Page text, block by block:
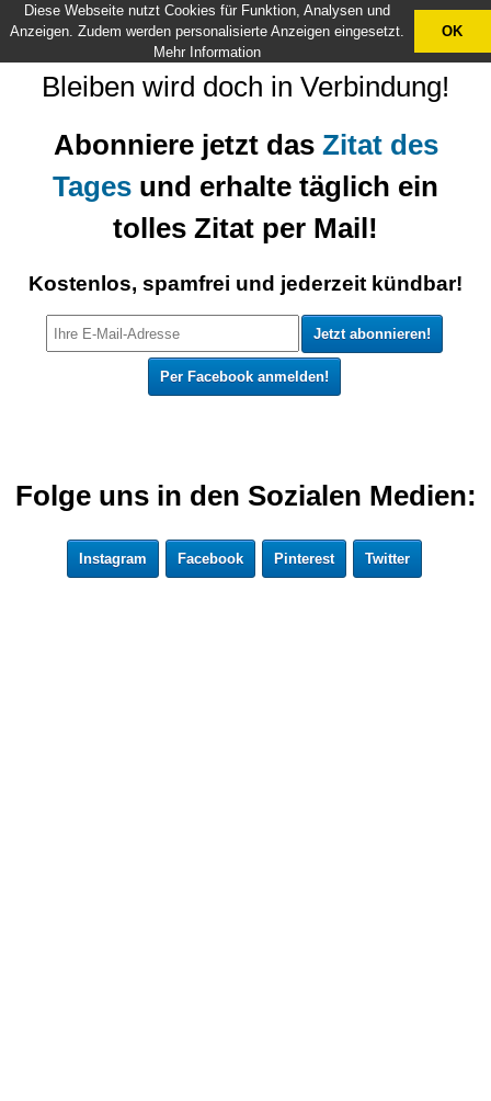
Bleiben wird doch in Verbindung!
Abonniere jetzt das Zitat des
Tages und erhalte täglich ein
tolles Zitat per Mail!
Kostenlos, spamfrei und jederzeit kündbar!
Per Facebook anmelden!
Folge uns in den Sozialen Medien:
Instagram Facebook Pinterest Twitter
X
Diese Webseite nutzt Cookies für Funktion, Analysen und
Anzeigen. Zudem werden personalisierte Anzeigen eingesetzt.
Mehr Information
OK